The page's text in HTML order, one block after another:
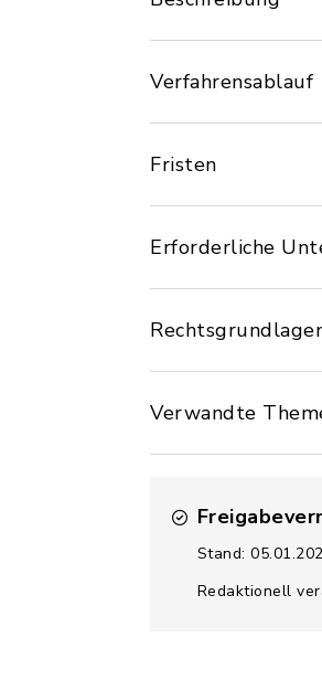
Verfahrensablauf
Fristen
Erforderliche
Verwandte
Stand:
Redaktionell